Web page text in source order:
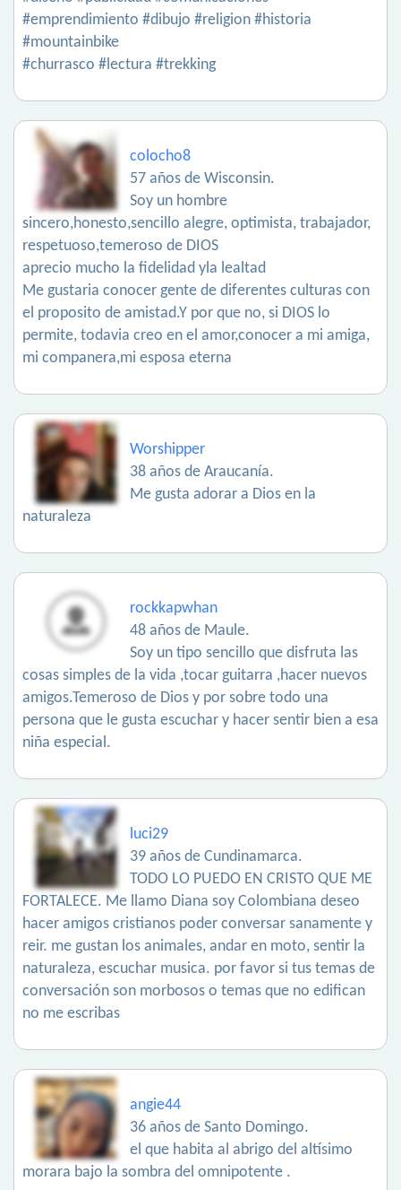
#emprendimiento #dibujo #religion #historia
#mountainbike
#churrasco #lectura #trekking
colocho8
57 años de Wisconsin.
Soy un hombre
sincero,honesto,sencillo alegre, optimista, trabajador,
respetuoso,temeroso de DIOS
aprecio mucho la fidelidad yla lealtad
Me gustaria conocer gente de diferentes culturas con
el proposito de amistad.Y por que no, si DIOS lo
permite, todavia creo en el amor,conocer a mi amiga,
mi companera,mi esposa eterna
Worshipper
38 años de Araucanía.
Me gusta adorar a Dios en la
naturaleza
rockkapwhan
48 años de Maule.
Soy un tipo sencillo que disfruta las
cosas simples de la vida ,tocar guitarra ,hacer nuevos
amigos.Temeroso de Dios y por sobre todo una
persona que le gusta escuchar y hacer sentir bien a esa
niña especial.
luci29
39 años de Cundinamarca.
TODO LO PUEDO EN CRISTO QUE ME
FORTALECE. Me llamo Diana soy Colombiana deseo
hacer amigos cristianos poder conversar sanamente y
reir. me gustan los animales, andar en moto, sentir la
naturaleza, escuchar musica. por favor si tus temas de
conversación son morbosos o temas que no edifican
no me escribas
angie44
36 años de Santo Domingo.
el que habita al abrigo del altísimo
morara bajo la sombra del omnipotente .